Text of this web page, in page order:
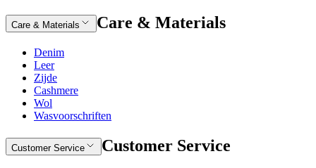
Care & Materials Care & Materials
Denim
Leer
Zijde
Cashmere
Wol
Wasvoorschriften
Customer Service Customer Service